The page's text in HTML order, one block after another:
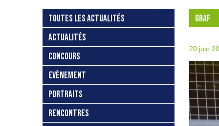
TOUTES LES ACTUALITÉS
ACTUALITÉS
CONCOURS
EVÈNEMENT
PORTRAITS
RENCONTRES
GRAF
20 juin